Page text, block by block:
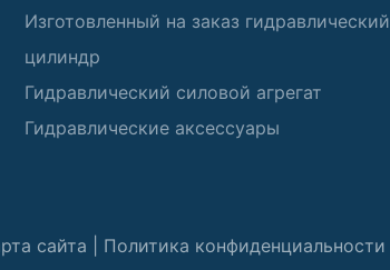
Изготовленный на заказ гидравлический
цилиндр
Гидравлический силовой агрегат
Гидравлические аксессуары
сайта Политика конфиденциальности